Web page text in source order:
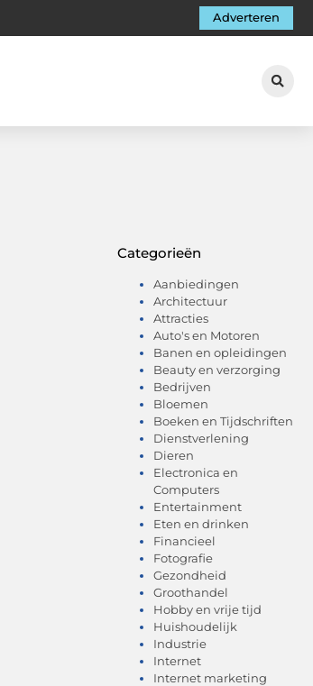
Adverteren
Categorieën
Aanbiedingen
Architectuur
Attracties
Auto's en Motoren
Banen en opleidingen
Beauty en verzorging
Bedrijven
Bloemen
Boeken en Tijdschriften
Dienstverlening
Dieren
Electronica en
Computers
Entertainment
Eten en drinken
Financieel
Fotografie
Gezondheid
Groothandel
Hobby en vrije tijd
Huishoudelijk
Industrie
Internet
Internet marketing